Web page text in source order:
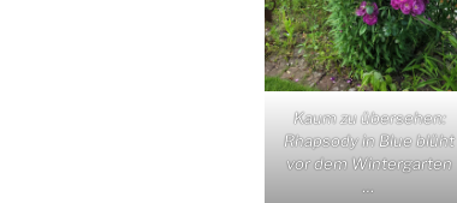
Kaum zu übersehen:
Rhapsody in Blue blüht
vor dem Wintergarten
…